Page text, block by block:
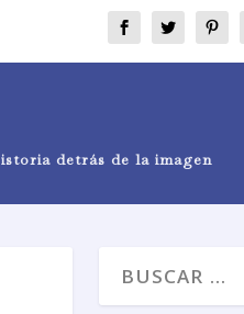
detrás de la imagen